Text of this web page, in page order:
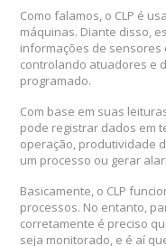
Como falamos, o CLP é
máquinas. Diante disso,
informações de
controlando atuadores e
programado.
Com base em suas
pode registrar dados em
operação, produtividade
um processo ou gerar
Basicamente, o CLP
processos. No entanto,
corretamente é preciso
seja monitorado, e é aí